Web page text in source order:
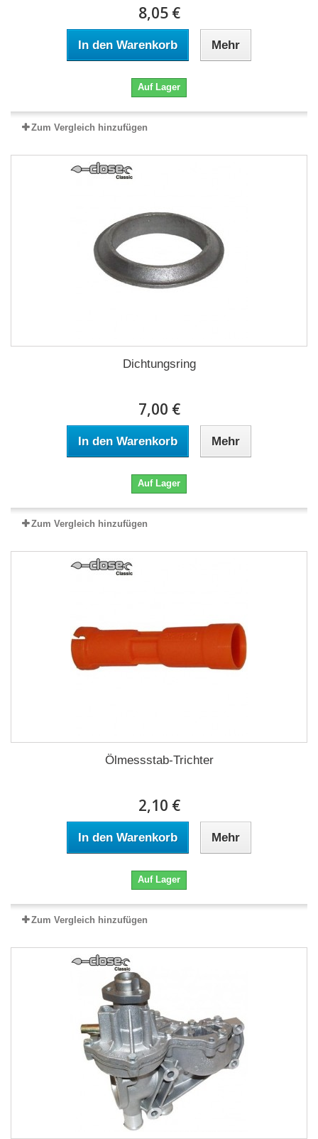
8,05 €
In den Warenkorb Mehr
Auf Lager
Zum Vergleich hinzufügen
Dichtungsring
7,00 €
In den Warenkorb Mehr
Auf Lager
Zum Vergleich hinzufügen
Ölmessstab-Trichter
2,10 €
In den Warenkorb Mehr
Auf Lager
Zum Vergleich hinzufügen